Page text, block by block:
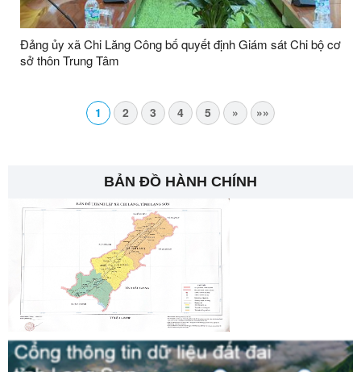
Đảng ủy xã Chi Lăng Công bố quyết định Giám sát Chi bộ cơ
sở thôn Trung Tâm
1 2 3 4 5 » »»
BẢN ĐỒ HÀNH CHÍNH